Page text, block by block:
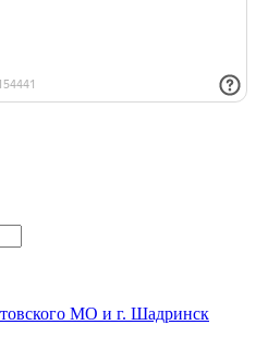
МО и г. Шадринск